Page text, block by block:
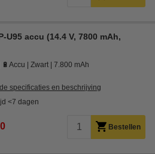
U95 accu (14.4 V, 7800 mAh,
🔋Accu Zwart 7.800 mAh
specificaties en beschrijving
<7 dagen
Bestellen